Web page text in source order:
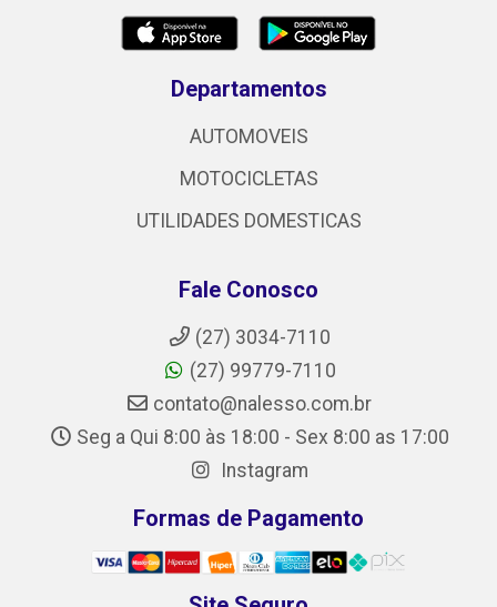
Departamentos
AUTOMOVEIS
MOTOCICLETAS
UTILIDADES DOMESTICAS
Fale Conosco
(27) 3034-7110
(27) 99779-7110
contato@nalesso.com.br
Seg a Qui 8:00 às 18:00 - Sex 8:00 as 17:00
Instagram
Formas de Pagamento